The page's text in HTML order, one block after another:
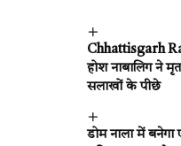
Chhattisgarh
होश नाबालिग ने
सलाखों के पीछे
डोम नाला में बनेगा